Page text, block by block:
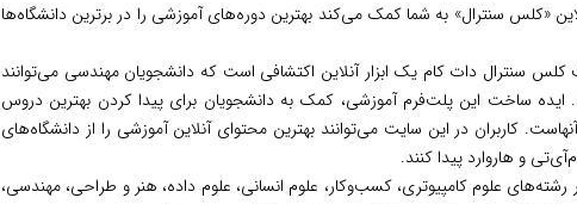
«کلس سنترال» به شما کمک می‌کند بهترین دوره‌های آموزشی را در برترین دانشگاه‌ها
کلس سنترال دات کام یک ابزار آنلاین اکتشافی است که دانشجویان مهندسی می‌توانند
ایده ساخت این پلت‌فرم آموزشی، کمک به دانشجویان برای پیدا کردن بهترین دروس
کاربران در این سایت می‌توانند بهترین محتوای آنلاین آموزشی را از دانشگاه‌های
و هاروارد پیدا کنند.
علوم کامپیوتری، کسب‌وکار، علوم انسانی، علوم داده، هنر و طراحی، مهندسی،